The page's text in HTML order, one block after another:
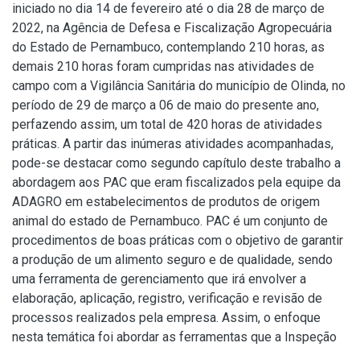
iniciado no dia 14 de fevereiro até o dia 28 de março de
2022, na Agência de Defesa e Fiscalização Agropecuária
do Estado de Pernambuco, contemplando 210 horas, as
demais 210 horas foram cumpridas nas atividades de
campo com a Vigilância Sanitária do município de Olinda, no
período de 29 de março a 06 de maio do presente ano,
perfazendo assim, um total de 420 horas de atividades
práticas. A partir das inúmeras atividades acompanhadas,
pode-se destacar como segundo capítulo deste trabalho a
abordagem aos PAC que eram fiscalizados pela equipe da
ADAGRO em estabelecimentos de produtos de origem
animal do estado de Pernambuco. PAC é um conjunto de
procedimentos de boas práticas com o objetivo de garantir
a produção de um alimento seguro e de qualidade, sendo
uma ferramenta de gerenciamento que irá envolver a
elaboração, aplicação, registro, verificação e revisão de
processos realizados pela empresa. Assim, o enfoque
nesta temática foi abordar as ferramentas que a Inspeção